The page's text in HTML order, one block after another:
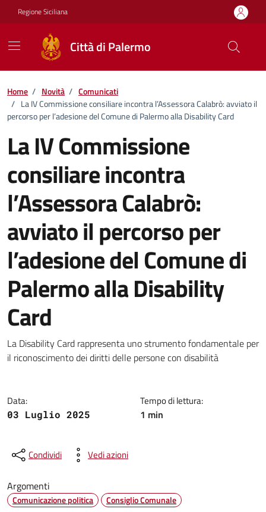
Vai ai contenuti
Vai al footer
Regione Siciliana
Città di Palermo
Home / Novità / Comunicati
/ La IV Commissione consiliare incontra l’Assessora Calabrò: avviato il
percorso per l’adesione del Comune di Palermo alla Disability Card
La IV Commissione
consiliare incontra
l’Assessora Calabrò:
avviato il percorso per
l’adesione del Comune di
Palermo alla Disability
Card
Dettagli della notizia
La Disability Card rappresenta uno strumento fondamentale per
il riconoscimento dei diritti delle persone con disabilità
Data:
03 Luglio 2025
Tempo di lettura:
1 min
Condividi Vedi azioni
Argomenti
Comunicazione politica Consiglio Comunale